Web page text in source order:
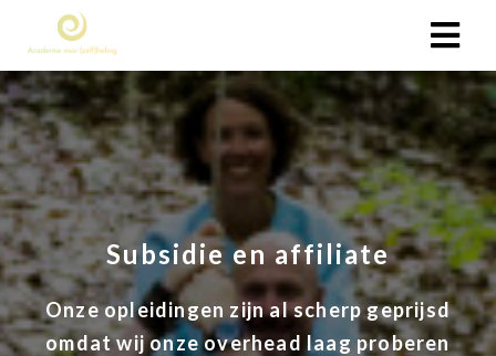
Subsidie en affiliate
Onze opleidingen zijn al scherp geprijsd
omdat wij onze overhead laag proberen